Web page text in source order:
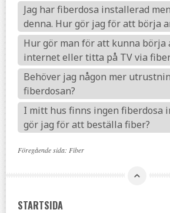
Jag har fiberdosa installerad
denna. Hur gör jag för att börja
Hur gör man för att kunna börja
internet eller titta på TV via
Behöver jag någon mer
fiberdosan?
I mitt hus finns ingen fiberdosa
gör jag för att beställa fiber?
Föregående sida: Fiber
STARTSIDA